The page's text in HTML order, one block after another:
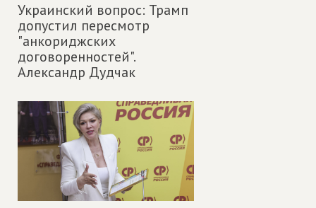
Украинский вопрос: Трамп
допустил пересмотр
"анкориджских
договоренностей".
Александр Дудчак